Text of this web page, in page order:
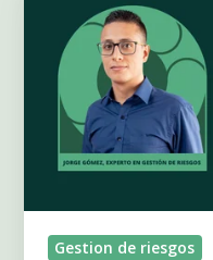
riesgos
operacionales?
Gestion de riesgos